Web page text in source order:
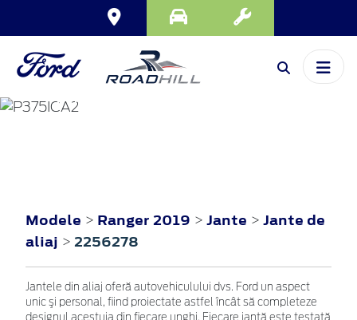
RANGER
Modele > Ranger 2019 > Jante > Jante de
aliaj > 2256278
Jantele din aliaj oferă autovehiculului dvs. Ford un aspect
unic şi personal, fiind proiectate astfel încât să completeze